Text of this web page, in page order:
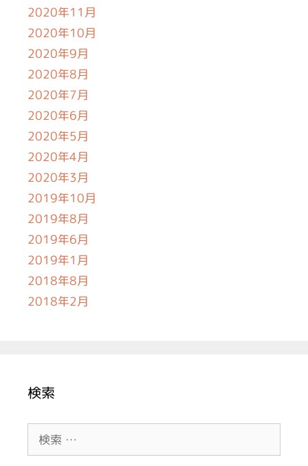
2020年11月
2020年10月
2020年9月
2020年8月
2020年7月
2020年6月
2020年5月
2020年4月
2020年3月
2019年10月
2019年8月
2019年6月
2019年1月
2018年8月
2018年2月
検索
索: